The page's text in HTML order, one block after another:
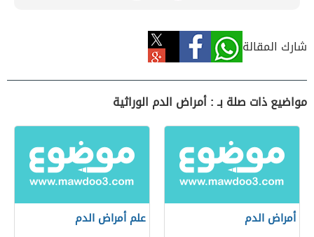
شارك المقالة
مواضيع ذات صلة بـ : أمراض الدم الوراثية
أمراض الدم علم أمراض الدم